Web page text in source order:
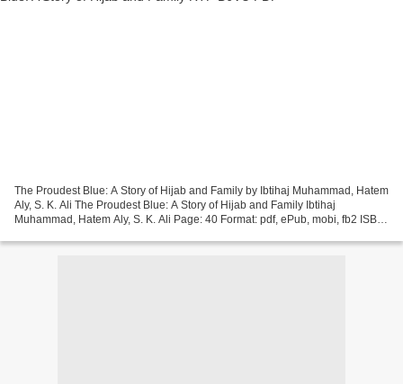
The Proudest Blue: A Story of Hijab and Family by Ibtihaj Muhammad, Hatem
Aly, S. K. Ali The Proudest Blue: A Story of Hijab and Family Ibtihaj
Muhammad, Hatem Aly, S. K. Ali Page: 40 Format: pdf, ePub, mobi, fb2 ISBN: